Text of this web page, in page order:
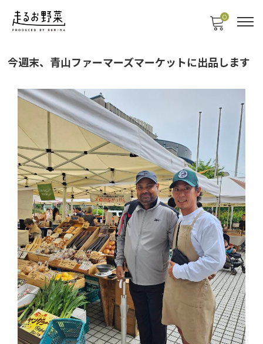
0
今週末、青山ファーマーズマーケットに出品します